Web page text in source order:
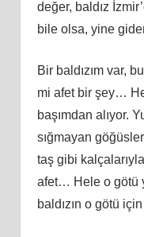
değer, baldız
bile olsa, yine
Bir baldızım var,
mi afet bir şey…
başımdan alıyor.
sığmayan
taş gibi
afet… Hele o götü
baldızın o götü